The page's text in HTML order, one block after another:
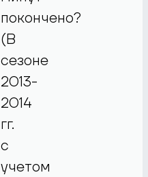
покончено?
(В
сезоне
2013-
2014
гг.
с
учетом